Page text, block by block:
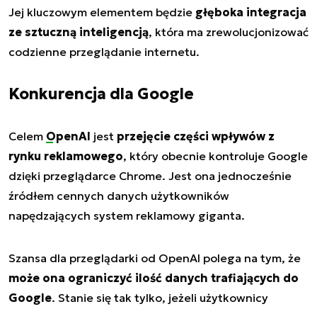
Jej kluczowym elementem będzie głęboka integracja
ze sztuczną inteligencją, która ma zrewolucjonizować
codzienne przeglądanie internetu.
Konkurencja dla Google
Celem OpenAI jest przejęcie części wpływów z
rynku reklamowego, który obecnie kontroluje Google
dzięki przeglądarce Chrome. Jest ona jednocześnie
źródłem cennych danych użytkowników
napędzających system reklamowy giganta.
Szansa dla przeglądarki od OpenAI polega na tym, że
może ona ograniczyć ilość danych trafiających do
Google. Stanie się tak tylko, jeżeli użytkownicy